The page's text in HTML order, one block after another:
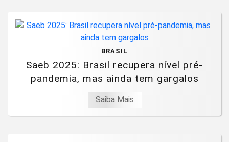
BRASIL
Saeb 2025: Brasil recupera nível pré-
pandemia, mas ainda tem gargalos
Saiba Mais